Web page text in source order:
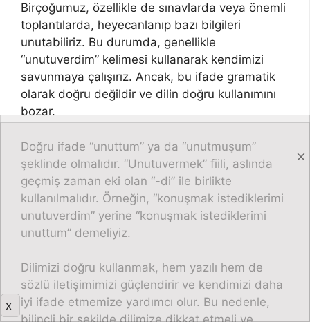
Birçoğumuz, özellikle de sınavlarda veya önemli
toplantılarda, heyecanlanıp bazı bilgileri
unutabiliriz. Bu durumda, genellikle
“unutuverdim” kelimesi kullanarak kendimizi
savunmaya çalışırız. Ancak, bu ifade gramatik
olarak doğru değildir ve dilin doğru kullanımını
bozar.
Doğru ifade “unuttum” ya da “unutmuşum”
şeklinde olmalıdır. “Unutuvermek” fiili, aslında
geçmiş zaman eki olan “-di” ile birlikte
kullanılmalıdır. Örneğin, “konuşmak istediklerimi
unutuverdim” yerine “konuşmak istediklerimi
unuttum” demeliyiz.
Dilimizi doğru kullanmak, hem yazılı hem de
sözlü iletişimimizi güçlendirir ve kendimizi daha
iyi ifade etmemize yardımcı olur. Bu nedenle,
bilinçli bir şekilde dilimize dikkat etmeli ve
x